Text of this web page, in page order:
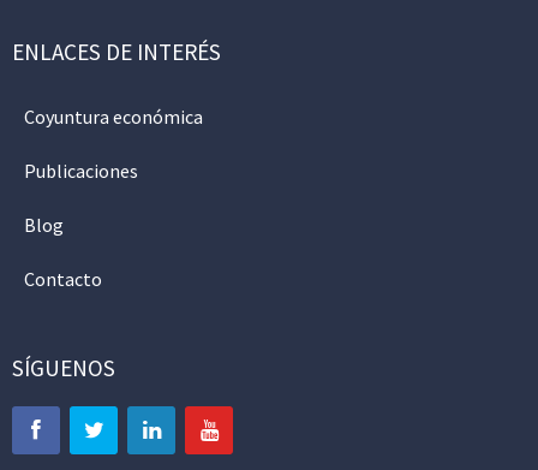
ENLACES DE INTERÉS
Coyuntura económica
Publicaciones
Blog
Contacto
SÍGUENOS